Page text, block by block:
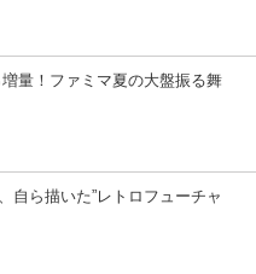
量！ファミマ夏の大盤振る舞
自ら描いた”レトロフューチャ